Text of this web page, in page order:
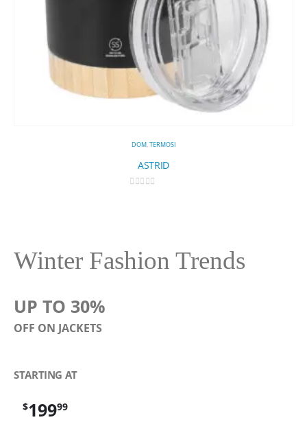
DOM, TERMOSI
ASTRID
Winter Fashion Trends
UP TO 30%
OFF ON JACKETS
STARTING AT
$19999